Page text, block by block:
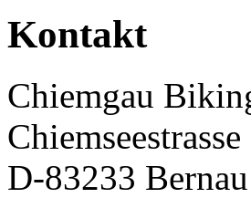
Kontakt
Chiemgau
D-83233